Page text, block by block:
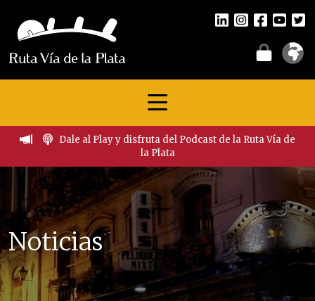
Dale al Play y disfruta del Podcast de la Ruta Vía de
la Plata
Noticias